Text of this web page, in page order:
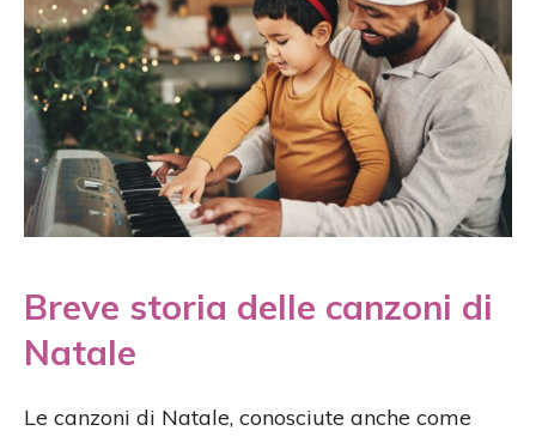
Breve storia delle canzoni di
Natale
Le canzoni di Natale, conosciute anche come